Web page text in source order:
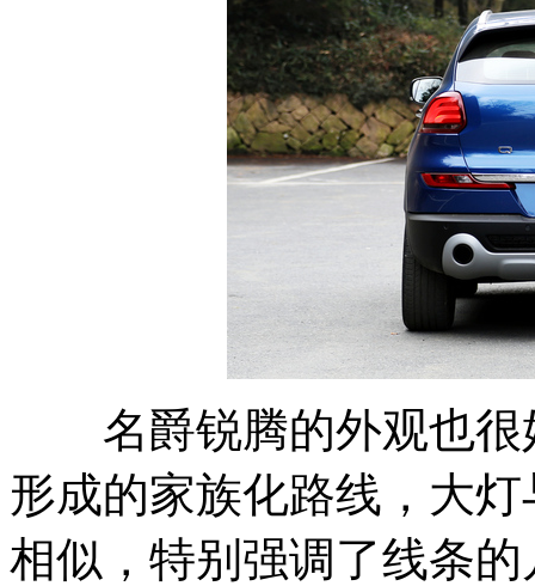
名爵锐腾的外观也很
形成的家族化路线，大
相似，特别强调了线条